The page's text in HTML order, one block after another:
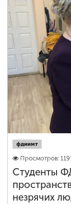
фдиимт
Просмотров:
Студенты
незрячих